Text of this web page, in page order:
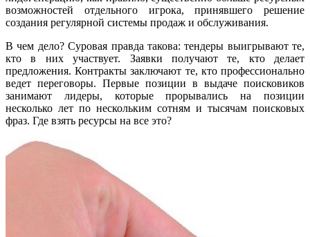
возможностей отдельного игрока, принявшего решение
создания регулярной системы продаж и обслуживания.
В чем дело? Суровая правда такова: тендеры выигрывают те,
кто в них участвует. Заявки получают те, кто делает
предложения. Контракты заключают те, кто профессионально
ведет переговоры. Первые позиции в выдаче поисковиков
занимают лидеры, которые прорывались на позиции
несколько лет по нескольким сотням и тысячам поисковых
фраз. Где взять ресурсы на все это?